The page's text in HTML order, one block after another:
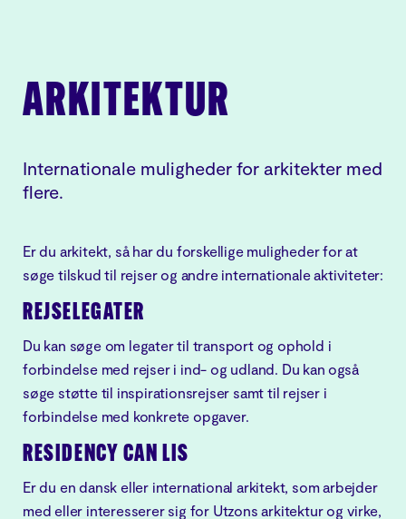
ARKITEKTUR
Internationale muligheder for arkitekter med
flere.
Er du arkitekt, så har du forskellige muligheder for at
søge tilskud til rejser og andre internationale aktiviteter:
REJSELEGATER
Du kan søge om legater til transport og ophold i
forbindelse med rejser i ind- og udland. Du kan også
søge støtte til inspirationsrejser samt til rejser i
forbindelse med konkrete opgaver.
RESIDENCY CAN LIS
Er du en dansk eller international arkitekt, som arbejder
med eller interesserer sig for Utzons arkitektur og virke,